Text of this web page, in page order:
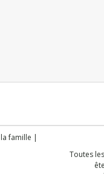
famille |
Toutes